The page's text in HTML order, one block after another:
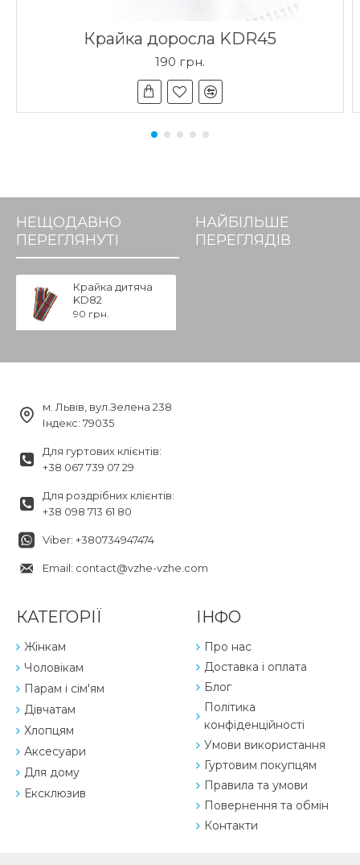
Крайка доросла KDR45
190 грн.
НЕЩОДАВНО
ПЕРЕГЛЯНУТІ
НАЙБІЛЬШЕ
ПЕРЕГЛЯДІВ
Крайка дитяча
KD82
90 грн.
м. Львів, вул.Зелена 238
Індекс: 79035
Для гуртових клієнтів:
+38 067 739 07 29
Для роздрібних клієнтів:
+38 098 713 61 80
Viber: +380734947474
Email: contact@vzhe-vzhe.com
КАТЕГОРІЇ
Жінкам
Чоловікам
Парам і сім'ям
Дівчатам
Хлопцям
Аксесуари
Для дому
Ексклюзив
ІНФО
Про нас
Доставка і оплата
Блог
Політика
конфіденційності
Умови використання
Гуртовим покупцям
Правила та умови
Повернення та обмін
Контакти